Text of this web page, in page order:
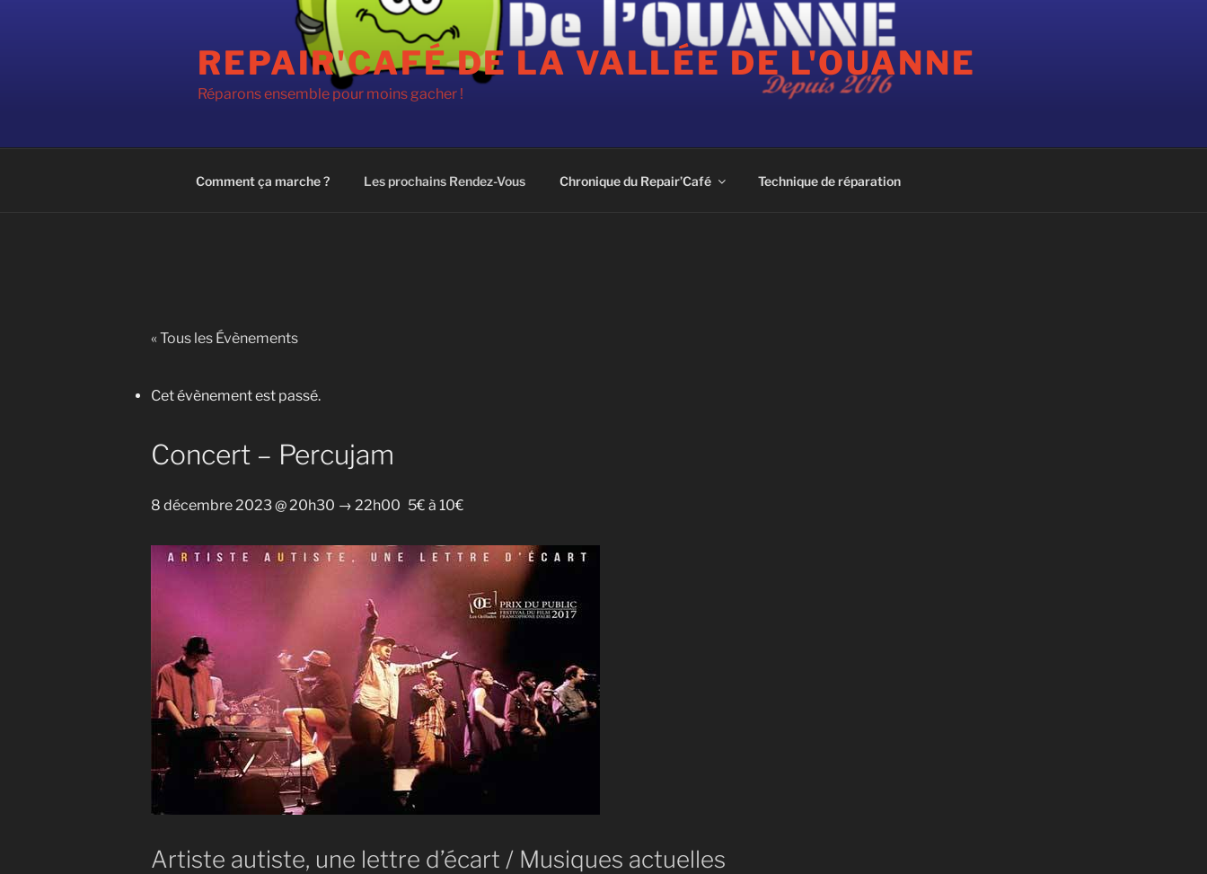
REPAIR'CAFÉ DE LA VALLÉE DE L'OUANNE
Réparons ensemble pour moins gacher !
Comment ça marche ? Les prochains Rendez-Vous Chronique du Repair’Café Technique de réparation
« Tous les Évènements
Cet évènement est passé.
Concert – Percujam
8 décembre 2023 @ 20h30 → 22h00 5€ à 10€
Artiste autiste, une lettre d’écart / Musiques actuelles